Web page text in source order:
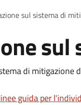
di pane
sul sistema di
di mitigazione
guida per